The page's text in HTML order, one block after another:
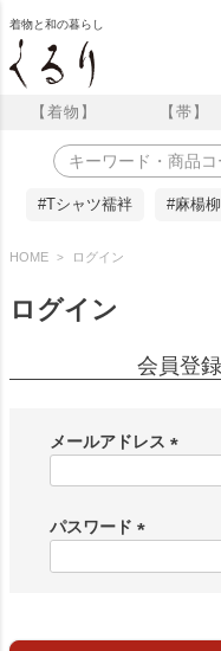
着物と和の暮らし
【着物】 【帯】
#Tシャツ襦袢 #麻楊
HOME ログイン
ログイン
会員登
メールアドレス
)
パスワード